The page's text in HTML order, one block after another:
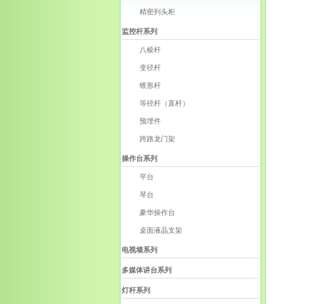
精密列头柜
监控杆系列
八棱杆
变径杆
锥形杆
等径杆（直杆）
预埋件
跨路龙门架
操作台系列
平台
琴台
豪华操作台
桌面液晶支架
电视墙系列
多媒体讲台系列
灯杆系列